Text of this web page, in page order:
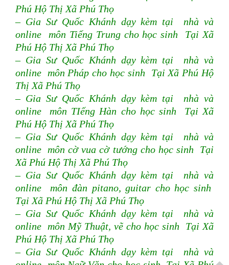
Phú Hộ Thị Xã Phú Thọ
– Gia Sư Quốc Khánh dạy kèm tại nhà và
online môn Tiếng Trung cho học sinh Tại Xã
Phú Hộ Thị Xã Phú Thọ
– Gia Sư Quốc Khánh dạy kèm tại nhà và
online môn Pháp cho học sinh Tại Xã Phú Hộ
Thị Xã Phú Thọ
– Gia Sư Quốc Khánh dạy kèm tại nhà và
online môn TIếng Hàn cho học sinh Tại Xã
Phú Hộ Thị Xã Phú Thọ
– Gia Sư Quốc Khánh dạy kèm tại nhà và
online môn cờ vua cờ tướng cho học sinh Tại
Xã Phú Hộ Thị Xã Phú Thọ
– Gia Sư Quốc Khánh dạy kèm tại nhà và
online môn đàn pitano, guitar cho học sinh
Tại Xã Phú Hộ Thị Xã Phú Thọ
– Gia Sư Quốc Khánh dạy kèm tại nhà và
online môn Mỹ Thuật, vẽ cho học sinh Tại Xã
Phú Hộ Thị Xã Phú Thọ
– Gia Sư Quốc Khánh dạy kèm tại nhà và